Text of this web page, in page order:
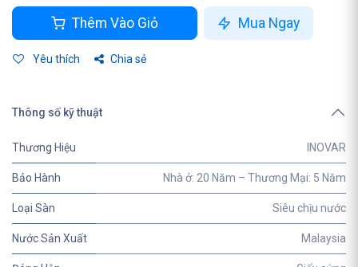
Thêm Vào Giỏ Mua Ngay
Yêu thích Chia sẻ
Thông số kỹ thuật
Thương Hiệu INOVAR
Bảo Hành Nhà ở: 20 Năm – Thương Mại: 5 Năm
Loại Sàn Siêu chịu nước
Nước Sản Xuất Malaysia